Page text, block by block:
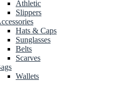
Athletic
Slippers
Hats & Caps
Sunglasses
Belts
Scarves
Wallets